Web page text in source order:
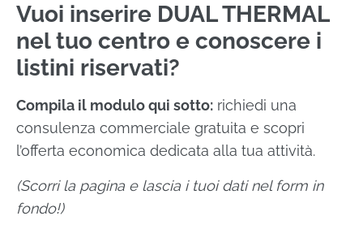
Vuoi inserire DUAL THERMAL
nel tuo centro e conoscere i
listini riservati?
Compila il modulo qui sotto: richiedi una
consulenza commerciale gratuita e scopri
l’offerta economica dedicata alla tua attività.
(Scorri la pagina e lascia i tuoi dati nel form in
fondo!)